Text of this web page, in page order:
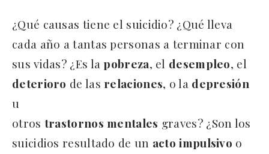
¿Qué causas tiene el suicidio? ¿Qué lleva
cada año a tantas personas a terminar con
sus vidas? ¿Es la pobreza, el desempleo, el
deterioro de las relaciones, o la depresión
u
otros trastornos mentales graves? ¿Son los
suicidios resultado de un acto impulsivo o